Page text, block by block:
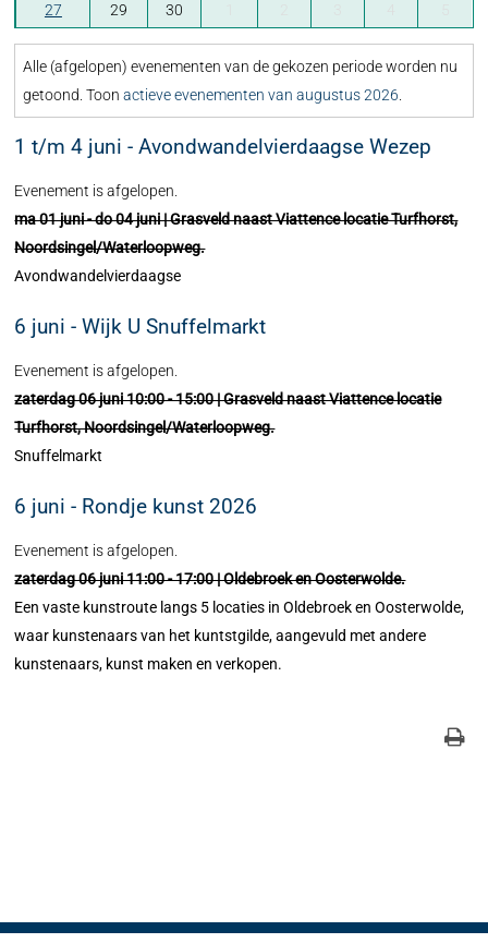
27 29 30
Alle (afgelopen) evenementen van de gekozen periode worden nu
getoond. Toonactieve evenementen van augustus 2026
1 t/m 4 juni - Avondwandelvierdaagse Wezep
Evenement is afgelopen.
ma 01 juni - do 04 juni | Grasveld naast Viattence locatie Turfhorst,
Noordsingel/Waterloopweg.
Avondwandelvierdaagse
6 juni - Wijk U Snuffelmarkt
Evenement is afgelopen.
zaterdag 06 juni 10:00 - 15:00 | Grasveld naast Viattence locatie
Turfhorst, Noordsingel/Waterloopweg.
Snuffelmarkt
6 juni - Rondje kunst 2026
Evenement is afgelopen.
zaterdag 06 juni 11:00 - 17:00 | Oldebroek en Oosterwolde.
Een vaste kunstroute langs 5 locaties in Oldebroek en Oosterwolde,
waar kunstenaars van het kuntstgilde, aangevuld met andere
kunstenaars, kunst maken en verkopen.